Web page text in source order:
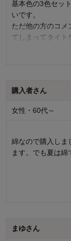
基本色の3色セッ
いです。
ただ他の方のコメ
てしまってタイト
お気に入
購入者さん
女性・60代～
綿なので購入しま
ます。でも夏は綿
まゆさん